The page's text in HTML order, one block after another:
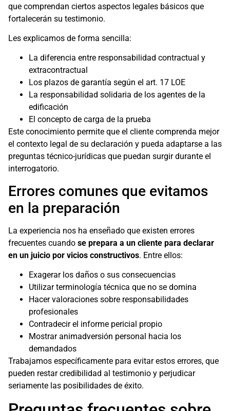
que comprendan ciertos aspectos legales básicos que
fortalecerán su testimonio.
Les explicamos de forma sencilla:
La diferencia entre responsabilidad contractual y
extracontractual
Los plazos de garantía según el art. 17 LOE
La responsabilidad solidaria de los agentes de la
edificación
El concepto de carga de la prueba
Este conocimiento permite que el cliente comprenda mejor
el contexto legal de su declaración y pueda adaptarse a las
preguntas técnico-jurídicas que puedan surgir durante el
interrogatorio.
Errores comunes que evitamos
en la preparación
La experiencia nos ha enseñado que existen errores
frecuentes cuando se prepara a un cliente para declarar
en un juicio por vicios constructivos. Entre ellos:
Exagerar los daños o sus consecuencias
Utilizar terminología técnica que no se domina
Hacer valoraciones sobre responsabilidades
profesionales
Contradecir el informe pericial propio
Mostrar animadversión personal hacia los
demandados
Trabajamos específicamente para evitar estos errores, que
pueden restar credibilidad al testimonio y perjudicar
seriamente las posibilidades de éxito.